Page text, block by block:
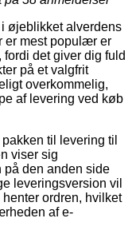
øjeblikket alverdens
er mest populær er
det giver dig fuld
på et valgfrit
overkommelig,
af levering ved køb
til levering til
viser sig
på den anden side
leveringsversion vil
ordren, hvilket
af e-